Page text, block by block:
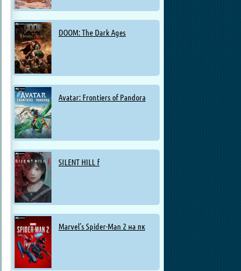
DOOM: The Dark Ages
Avatar: Frontiers of Pandora
SILENT HILL f
Marvel’s Spider-Man 2 на пк